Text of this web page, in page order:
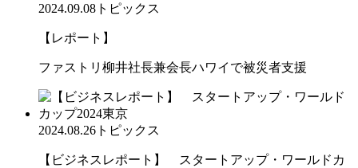
2024.09.08 トピックス
【レポート】
ファストリ柳井社長兼会長ハワイで被災者支援
2024.08.26 トピックス
【ビジネスレポート】 スタートアップ・ワールドカ